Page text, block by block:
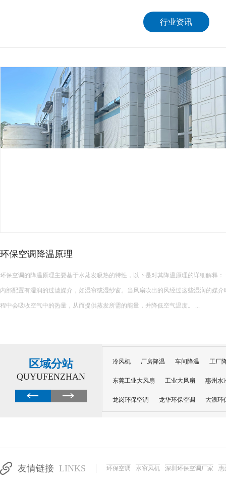
行业资讯
环保空调降温原理
环保空调的降温原理主要基于水蒸发吸热的特性，以下是对其降温原理的详细解释： 一、核心原理 环保空调
内部配置有湿润的过滤媒介，如湿帘或湿纱窗。当风扇吹出的风经过这些湿润的媒
程中会吸收空气中的热量，从而提供蒸发所需的能量，并降低空气温度。 ...
区域分站
QUYUFENZHAN
冷风机 厂房降温 车间降温 工厂
东莞工业大风扇 工业大风扇 惠州水
龙岗环保空调 龙华环保空调 大浪环
友情链接 LINKS 环保空调 水帘风机 深圳环保空调厂家 惠